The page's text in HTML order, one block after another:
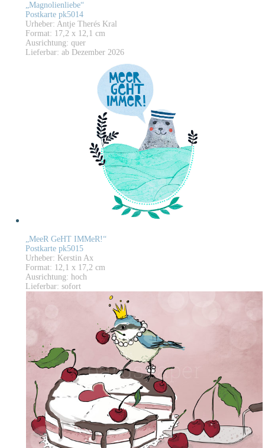
„Magnolienliebe“
Postkarte pk5014
Urheber: Antje Therés Kral
Format: 17,2 x 12,1 cm
Ausrichtung: quer
Lieferbar: ab Dezember 2026
„MeeR GeHT IMMeR!“
Postkarte pk5015
Urheber: Kerstin Ax
Format: 12,1 x 17,2 cm
Ausrichtung: hoch
Lieferbar: sofort